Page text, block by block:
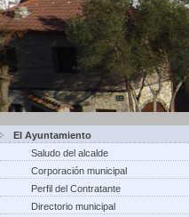
El Ayuntamiento
Saludo del alcalde
Corporación municipal
Perfil del Contratante
Directorio municipal